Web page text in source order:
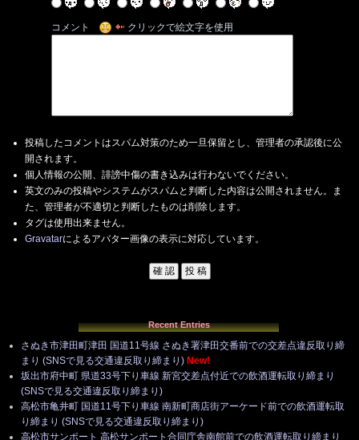
コメント クリックで絵文字を使用
投稿したコメントはスパム対策のため一旦保留とし、管理者の承認後に公
開されます。
個人情報の公開、誹謗中傷の書き込みは行わないでください。
英文のみの投稿やシステムがスパムと判断した内容は公開されません。ま
た、管理者が不適切と判断したものは削除します。
タグは使用出来ません。
Gravatarによるアバター画像の表示に対応しています。
Recent Entries
さぬき市津田町津田 国道11号線 さぬき署津田交番前での交差点違反取り締
まり (SNSで見る交通違反取り締まり) New!
坂出市府中町 県道33号下り車線 新宮交差点付近での飲酒運転取り締まり
(SNSで見る交通違反取り締まり)
高松市亀井町 国道11号下り車線 南新町商店街アーケード前での飲酒運転取
り締まり (SNSで見る交通違反取り締まり)
高松市サンポート 高松サンポート合同庁舎南館前での飲酒運転取り締まり